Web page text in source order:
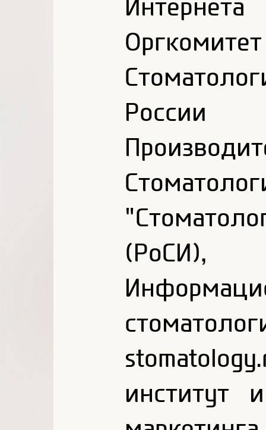
России
(РоСИ),
институт